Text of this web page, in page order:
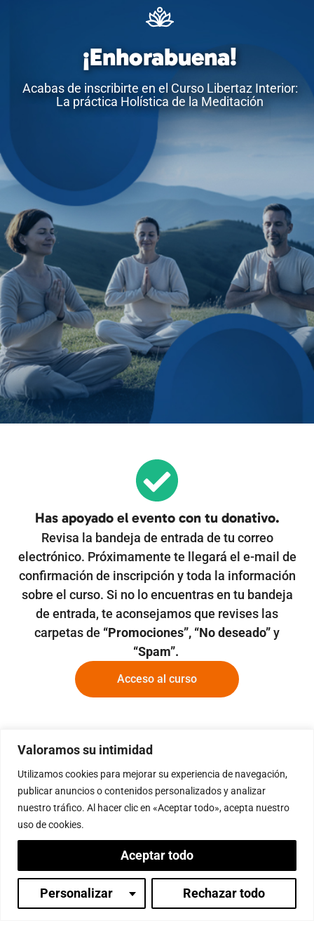
Valoramos su intimidad
Utilizamos cookies para mejorar su experiencia de navegación,
publicar anuncios o contenidos personalizados y analizar
nuestro tráfico. Al hacer clic en «Aceptar todo», acepta nuestro
uso de cookies.
Personalizar Rechazar todo
Aceptar todo
Inicia sesión
¡Enhorabuena!
Acabas de inscribirte en el Curso Libertaz Interior:
La práctica Holística de la Meditación
Has apoyado el evento con tu donativo.
Revisa la bandeja de entrada de tu correo
electrónico. Próximamente te llegará el e-mail de
confirmación de inscripción y toda la información
sobre el curso. Si no lo encuentras en tu bandeja
de entrada, te aconsejamos que revises las
carpetas de “Promociones”, “No deseado”y
“Spam”.
Acceso al curso
¿Tienes alguna duda?
secretaria@paramita.org
soporte@paramita.org